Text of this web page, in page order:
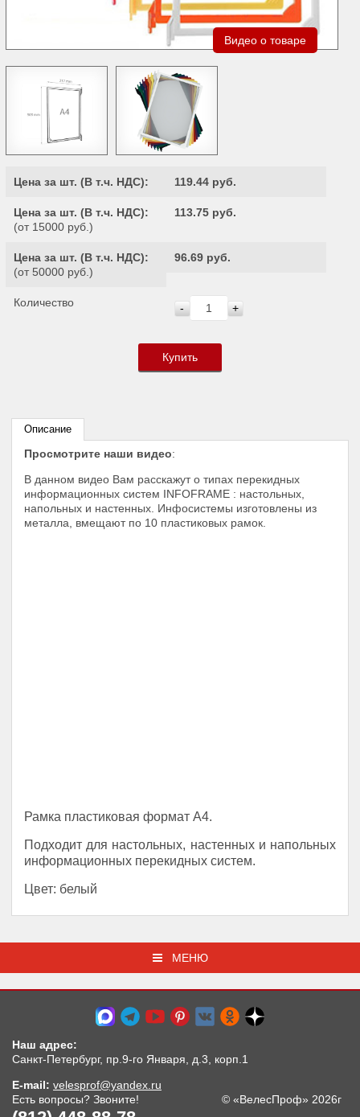
Видео о товаре
Цена за шт. (В т.ч. НДС): 119.44 руб.
Цена за шт. (В т.ч. НДС):
(от 15000 руб.)
113.75 руб.
Цена за шт. (В т.ч. НДС):
(от 50000 руб.)
96.69 руб.
Количество - +
Купить
Описание
Просмотрите наши видео:
В данном видео Вам расскажут о типах перекидных
информационных систем INFOFRAME : настольных,
напольных и настенных. Инфосистемы изготовлены из
металла, вмещают по 10 пластиковых рамок.
Рамка пластиковая формат А4.
Подходит для настольных, настенных и напольных
информационных перекидных систем.
Цвет: белый
МЕНЮ
Наш адрес:
Санкт-Петербург, пр.9-го Января, д.3, корп.1
E-mail: velesprof@yandex.ru
Есть вопросы? Звоните!
© «ВелесПроф» 2026г